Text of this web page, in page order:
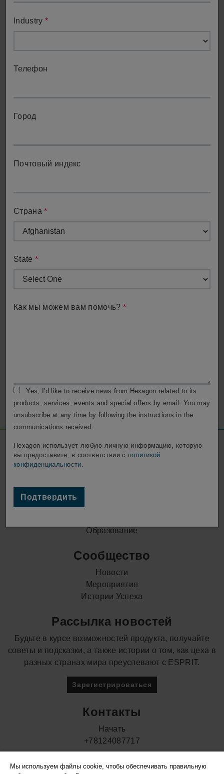
Запросить демонстрацию
Запросите демонстрацию возможностей ESPRIT у
Демонстрация
Отдел продаж
Свяжитесь с отделом продаж для получения помощи
по вопросам, связанным с приобретением ПО
Поддержка
Industry *
Телефон
Город
Почтовый индекс
Страна*
State *
Как мы можем вам помочь?*
Yes, I'd like to receive news from Hexagon related to its
products, services, events and special offers by email. You may
unsubscribe at any time by following the instructions in the
communications received.
Hexagon использует любую личную информацию, которую
вы предоставите, в соответствии с политикой
конфиденциальности.
Подтвердить
Footer
Social
Компания
Образование
Сообщество
Новости
Мероприятия
Истории Успеха
Рассылка новостей
Будьте в курсе возможностей продукта, получайте
советы и подсказки, а также истории о том, как цеха в
разных странах мира преуспевают с ESPRIT.
Зарегистрироваться
Контакты
Начать
+78124087717
Мы используем файлы cookie, чтобы обеспечивать правильную